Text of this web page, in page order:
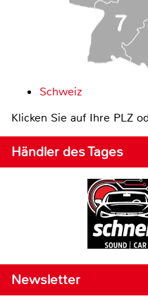
Schweiz
Klicken Sie auf Ihre PLZ
Händler des Tages
Newsletter